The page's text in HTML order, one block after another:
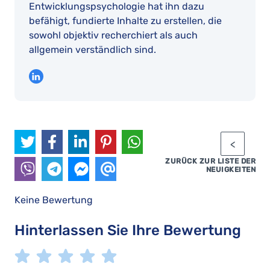
Entwicklungspsychologie hat ihn dazu
befähigt, fundierte Inhalte zu erstellen, die
sowohl objektiv recherchiert als auch
allgemein verständlich sind.
ZURÜCK ZUR LISTE DER
NEUIGKEITEN
Keine Bewertung
Hinterlassen Sie Ihre Bewertung